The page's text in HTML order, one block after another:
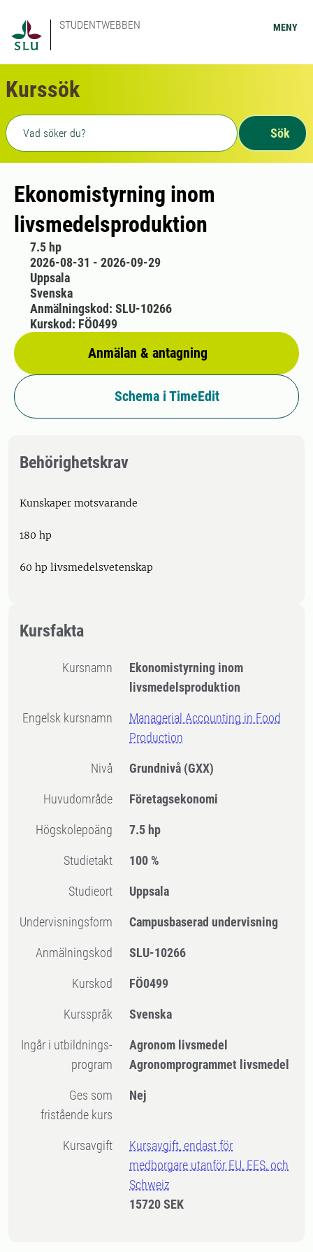
STUDENTWEBBEN MENY
Kurssök
Fritext sökning
Sök
Ekonomistyrning inom
livsmedelsproduktion
7.5 hp
2026-08-31 - 2026-09-29
Uppsala
Svenska
Anmälan & antagning
Anmälningskod: SLU-10266
Kurskod: FÖ0499
Schema i TimeEdit
Behörighetskrav
Kunskaper motsvarande
180 hp
60 hp livsmedelsvetenskap
Kursfakta
Kursnamn
Ekonomistyrning inom
livsmedelsproduktion
Engelsk kursnamn
Managerial Accounting in Food
Production
Nivå Grundnivå (GXX)
Huvudområde Företagsekonomi
högskolepoäng 7.5 hp
Studietakt 100 %
Studieort Uppsala
Undervisningsform Campusbaserad undervisning
Anmälningskod SLU-10266
Kurskod FÖ0499
Kursspråk Svenska
Ingår i utbildnings-
program
Agronom livsmedel
Agronomprogrammet livsmedel
Ges som
fristående kurs
Nej
Kursavgift
Kursavgift, endast för
medborgare utanför EU, EES, och
Schweiz
15720 SEK